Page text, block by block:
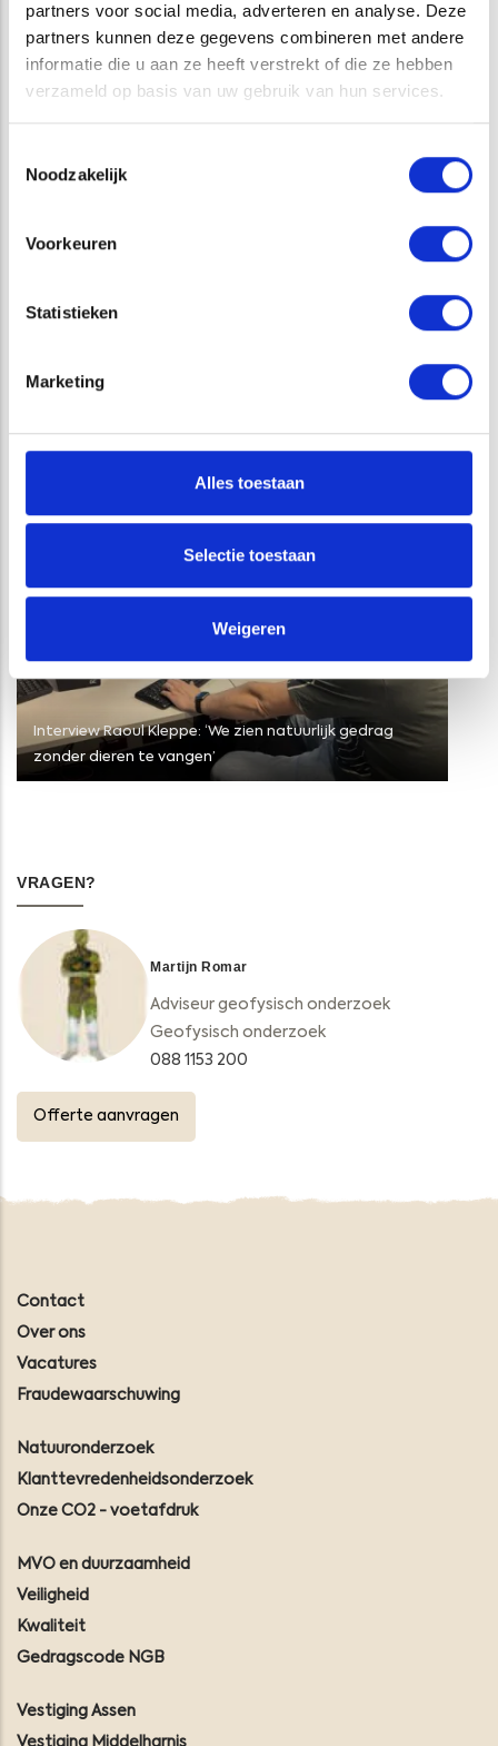
partners voor social media, adverteren en analyse. Deze
partners kunnen deze gegevens combineren met andere
informatie die u aan ze heeft verstrekt of die ze hebben
verzameld op basis van uw gebruik van hun services.
Noodzakelijk
Voorkeuren
Statistieken
Marketing
Alles toestaan
Selectie toestaan
Weigeren
In onderstaande afbeelding is het verschil in resolutie te zien
tussen vrij verkrijgbare luchtfoto's en dronefotografie. Wilt
Interview Raoul Kleppe: ‘We zien natuurlijk gedrag
zonder dieren te vangen’
VRAGEN?
Martijn Romar
Adviseur geofysisch onderzoek
Geofysisch onderzoek
088 1153 200
Offerte aanvragen
Contact
Over ons
Vacatures
Fraudewaarschuwing
Natuuronderzoek
Klanttevredenheidsonderzoek
Onze CO2 - voetafdruk
MVO en duurzaamheid
Veiligheid
Kwaliteit
Gedragscode NGB
Vestiging Assen